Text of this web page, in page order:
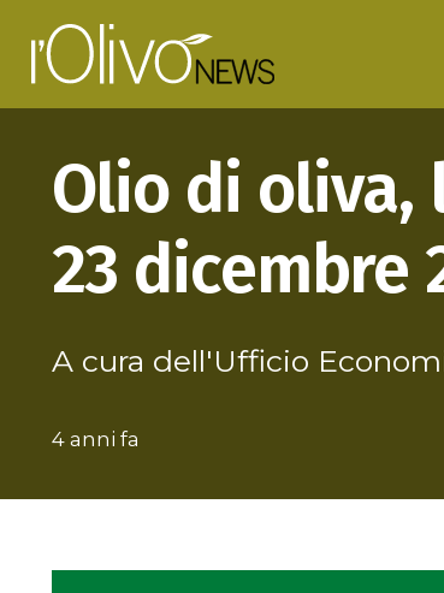
Olio di
23 dicembre
A cura dell'Ufficio
4 anni fa